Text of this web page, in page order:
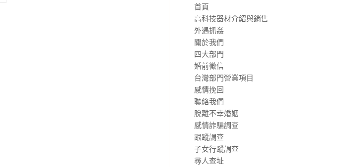
首頁
高科技器材介紹與銷售
外遇抓姦
關於我們
四大部門
婚前徵信
台灣部門營業項目
感情挽回
聯絡我們
脫離不幸婚姻
感情詐騙調查
跟蹤調查
子女行蹤調查
尋人查址